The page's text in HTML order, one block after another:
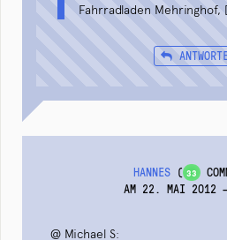
Fahrradladen Mehringhof,
HANNES ( 33
AM 22. MAI 2012
@ Michael S: